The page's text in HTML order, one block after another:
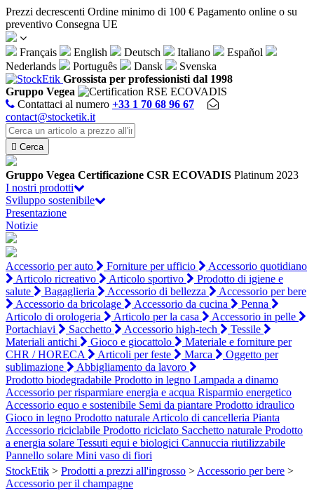
Prezzi decrescenti Ordine minimo di 100 € Pagamento online o su
preventivo Consegna UE
Français English Deutsch Italiano
Español
Nederlands
Português Dansk
Svenska
Grossista per professionisti dal 1998
Gruppo Vegea
Contattaci al numero +33 1 70 68 96 67
contact@stocketik.it
 Cerca
Gruppo Vegea Certificazione CSR ECOVADIS Platinum 2023
I nostri prodotti
Sviluppo sostenibile
Presentazione
Notizie
Accessorio per auto Forniture per ufficio
Accessorio quotidiano
Articolo ricreativo
Articolo sportivo
Prodotto di igiene e
salute
Bagaglieria Accessorio di bellezza
Accessorio per bere
Accessorio da bricolage
Accessorio da cucina
Penna
Articolo di orologeria
Articolo per la casa
Accessorio in pelle
Portachiavi
Sacchetto Accessorio high-tech
Tessile
Materiali antichi
Gioco e giocattolo
Materiale e forniture per
CHR / HORECA
Articoli per feste Marca
Oggetto per
sublimazione
Abbigliamento da lavoro
Prodotto biodegradabile Prodotto in legno Lampada a dinamo
Accessorio per risparmiare energia e acqua Risparmio energetico
Accessorio equo e sostenibile Semi da piantare Prodotto idraulico
Gioco in legno Prodotto naturale Articolo di cancelleria Pianta
Accessorio riciclabile Prodotto riciclato Sacchetto naturale Prodotto
a energia solare Tessuti equi e biologici Cannuccia riutilizzabile
Pannello solare Mini vaso di fiori
StockEtik > Prodotti a prezzi all'ingrosso > Accessorio per bere >
Accessorio per il champagne
Pannello di gestione dei cookies